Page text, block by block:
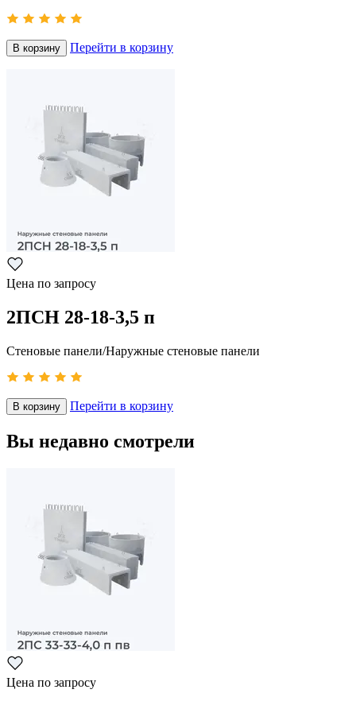
В корзину Перейти в корзину
Цена по запросу
2ПСН 28-18-3,5 п
Стеновые панели/Наружные стеновые панели
В корзину Перейти в корзину
Вы недавно смотрели
Цена по запросу